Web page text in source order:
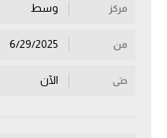
الكرة الإفريقية
منتخب مصر
مركز وسط
من
حتى الآن